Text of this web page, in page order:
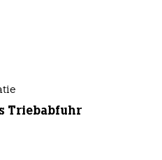
Triebabfuhr